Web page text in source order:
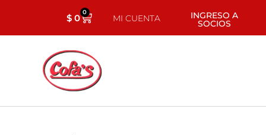
$0 0
MI CUENTA INGRESO A
SOCIOS